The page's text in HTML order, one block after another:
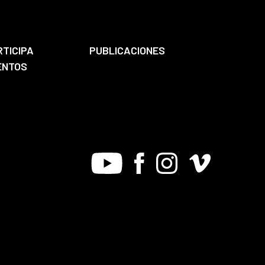
PUBLICACIONES
Youtube FacebookInstagram
Vimeo